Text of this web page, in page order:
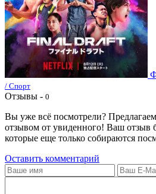
/ Спорт
Отзывы - 0
Вы уже всё посмотрели?
отзывом от увиденного! Ваш отзыв
которые еще только собираются
Оставить комментарий